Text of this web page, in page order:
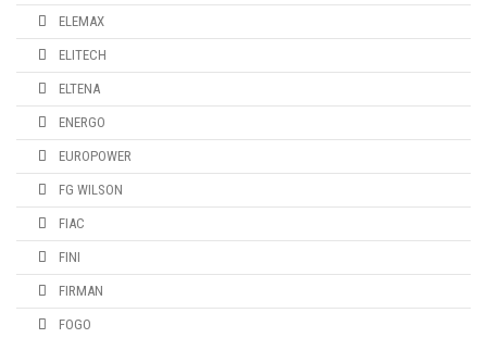
ELEMAX
ELITECH
ELTENA
ENERGO
EUROPOWER
FG WILSON
FIAC
FINI
FIRMAN
FOGO